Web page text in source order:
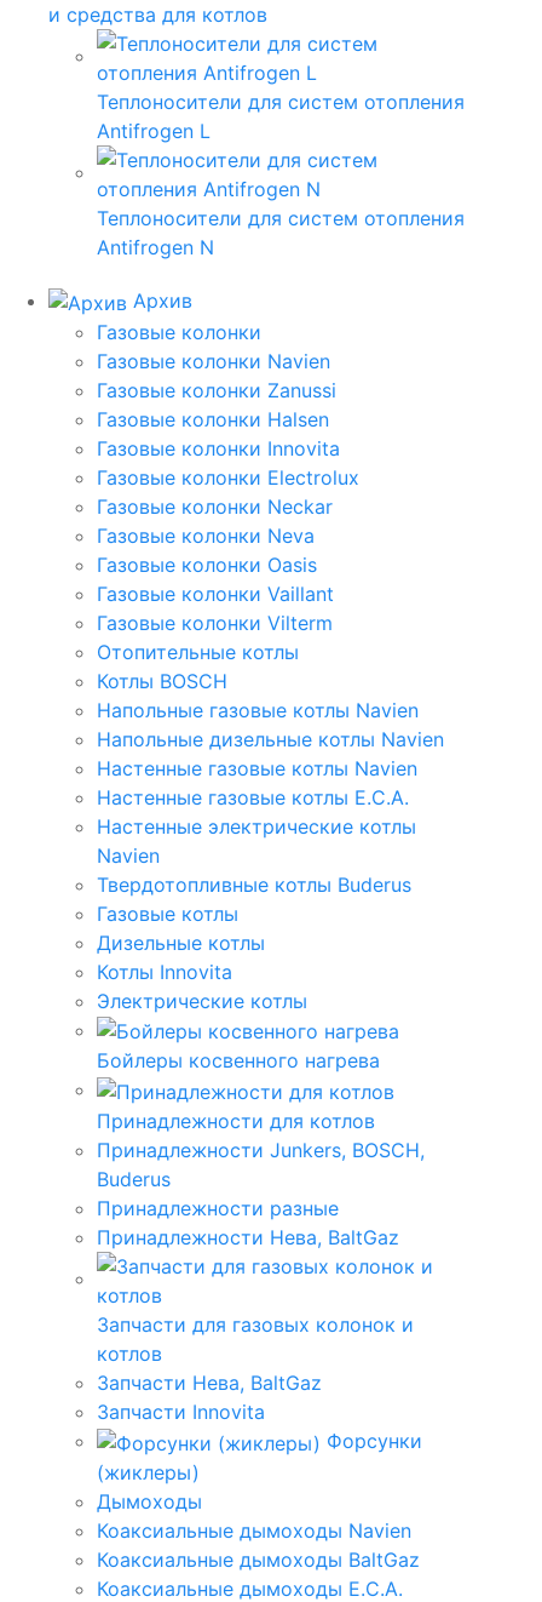
и средства для котлов
Теплоносители для систем отопления
Antifrogen L
Теплоносители для систем отопления
Antifrogen N
Архив
Газовые колонки
Газовые колонки Navien
Газовые колонки Zanussi
Газовые колонки Halsen
Газовые колонки Innovita
Газовые колонки Electrolux
Газовые колонки Neckar
Газовые колонки Neva
Газовые колонки Oasis
Газовые колонки Vaillant
Газовые колонки Vilterm
Отопительные котлы
Котлы BOSCH
Напольные газовые котлы Navien
Напольные дизельные котлы Navien
Настенные газовые котлы Navien
Настенные газовые котлы E.C.A.
Настенные электрические котлы
Navien
Твердотопливные котлы Buderus
Газовые котлы
Дизельные котлы
Котлы Innovita
Электрические котлы
Бойлеры косвенного нагрева
Принадлежности для котлов
Принадлежности Junkers, BOSCH,
Buderus
Принадлежности разные
Принадлежности Нева, BaltGaz
Запчасти для газовых колонок и
котлов
Запчасти Нева, BaltGaz
Запчасти Innovita
Форсунки
(жиклеры)
Дымоходы
Коаксиальные дымоходы Navien
Коаксиальные дымоходы BaltGaz
Коаксиальные дымоходы E.C.A.